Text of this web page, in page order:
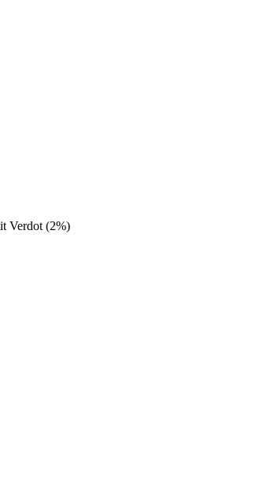
Verdot (2%)